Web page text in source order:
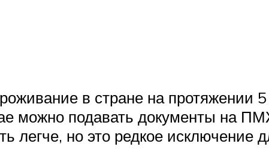
в стране на протяжении
можно подавать документы на
легче, но это редкое